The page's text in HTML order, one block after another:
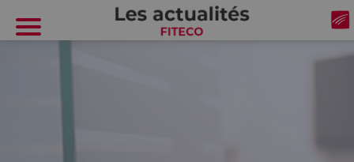
Cookies management panel